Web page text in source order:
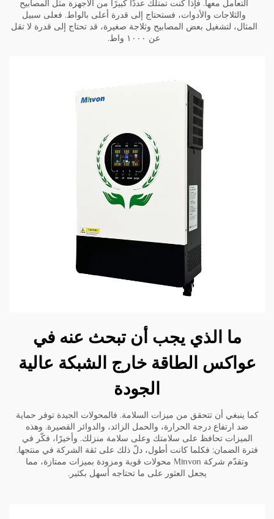
التعامل معها. فإذا كنت تمتلك عددًا كبيرًا من الأجهزة مثل المصابيح
والثلاجات والأدوات، فستحتاج إلى قدرة أعلى بالواط. فعلى سبيل
المثال، لتشغيل بعض المصابيح وثلاجة صغيرة، قد تحتاج إلى قدرة لا تقل
عن ١٠٠٠ واط.
ما الذي يجب أن تبحث عنه في
عواكس الطاقة خارج الشبكة عالية
الجودة
كما ينبغي أن تتحقق من ميزات السلامة. فالمحولات الجيدة توفر حماية
ضد ارتفاع درجة الحرارة، والحمل الزائد، والدوائر القصيرة. وهذه
الميزات تحافظ على سلامتك وعلى سلامة منزلك. وأخيرًا، فكّر في
فترة الضمان: فكلما كانت أطول، دلّ ذلك على ثقة الشركة في منتجها.
وتقدّم شركة Minvon محولات قوية ومزودة بميزات ممتازة، مما
يجعل العثور على ما تحتاجه أسهل بكثير.